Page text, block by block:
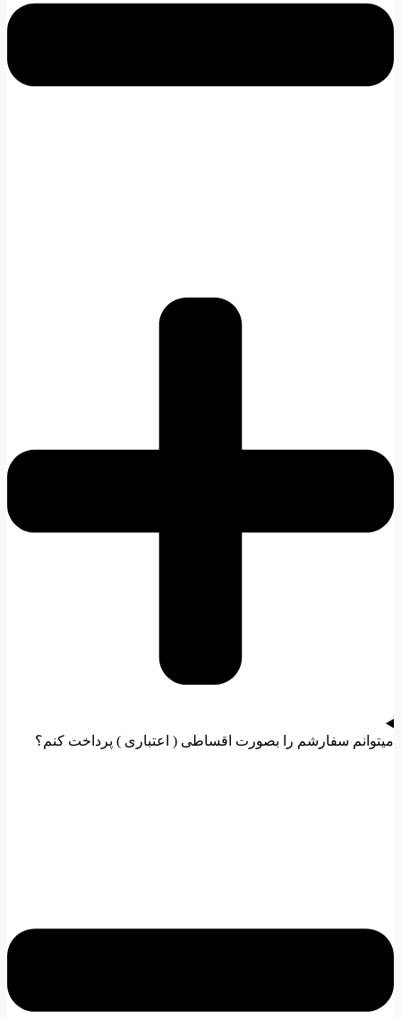
میتوانم سفارشم را بصورت اقساطی ( اعتباری ) پرداخت کنم؟